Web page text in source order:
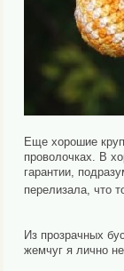
Еще хорошие
проволочках. В
гарантии,
перелизала, что
Из прозрачных
жемчуг я лично